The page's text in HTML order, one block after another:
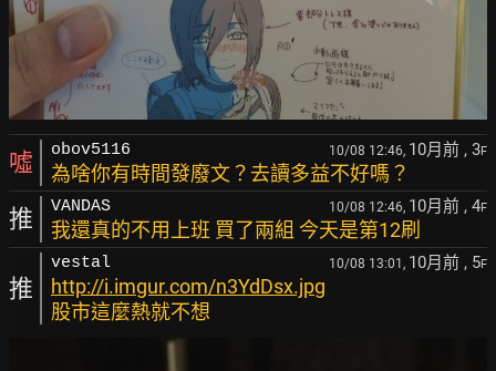
噓 obov5116 10/08 12:46, 10月前 , 3F
為啥你有時間發廢文？去讀多益不好嗎？
推 VANDAS 10/08 12:46, 10月前 , 4F
我還真的不用上班 買了兩組 今天是第12刷
推
vestal 10/08 13:01, 10月前 , 5F
http://i.imgur.com/n3YdDsx.jpg
股市這麼熱就不想